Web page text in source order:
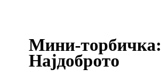
Мини-торбичка:
Најдоброто